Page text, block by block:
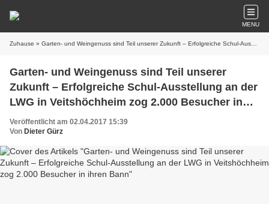
MENU
Zuhause » Garten- und Weingenuss sind Teil unserer Zukunft – Erfolgreiche Schul-Ausstellung an der LWG in Veitshöchheim zog 2.000 Besucher in ihren Bann
Garten- und Weingenuss sind Teil unserer
Zukunft – Erfolgreiche Schul-Ausstellung an der
LWG in Veitshöchheim zog 2.000 Besucher in
ihren Bann
Veröffentlicht am 02.04.2017 15:39
Von Dieter Gürz